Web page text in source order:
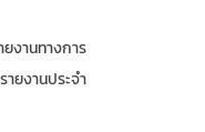
ยงานทางการ
ายงานประจำ